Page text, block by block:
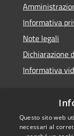
Informativa
Note legali
Dichiarazione
Informativa
RSS
Questo sito web
necessari al